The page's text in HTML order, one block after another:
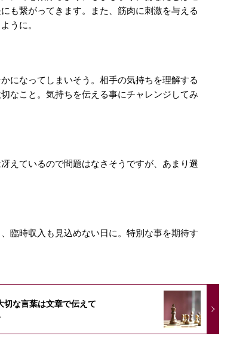
も繋がってきます。また、筋肉に刺激を与える
うに。
になってしまいそう。相手の気持ちを理解する
なこと。気持ちを伝える事にチャレンジしてみ
えているので問題はなさそうですが、あまり選
臨時収入も見込めない日に。特別な事を期待す
切な言葉は文章で伝えて